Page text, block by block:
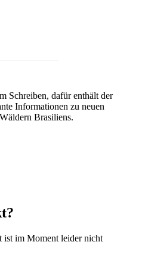
Schreiben, dafür enthält der
Informationen zu neuen
Brasiliens.
ist im Moment leider nicht